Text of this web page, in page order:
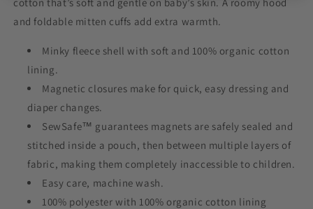
and foldable mitten cuffs add extra warmth.
Minky fleece shell with soft and 100% organic cotton
lining.
Magnetic closures make for quick, easy dressing and
diaper changes.
SewSafe™ guarantees magnets are safely sealed and
stitched inside a pouch, then between multiple layers of
fabric, making them completely inaccessible to children.
Easy care, machine wash.
100% polyester with 100% organic cotton lining